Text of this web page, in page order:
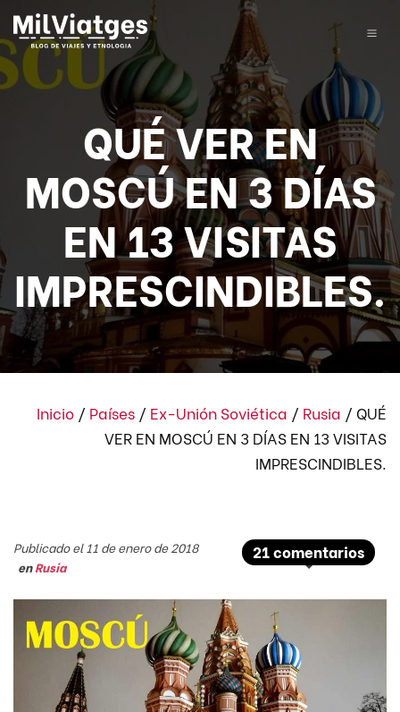
QUÉ VER EN
MOSCÚ EN 3 DÍAS
EN 13 VISITAS
IMPRESCINDIBLES.
Inicio / Países / Ex-Unión Soviética / Rusia / QUÉ
VER EN MOSCÚ EN 3 DÍAS EN 13 VISITAS
IMPRESCINDIBLES.
21 comentarios
Publicado el 11 de enero de 2018
enRusia